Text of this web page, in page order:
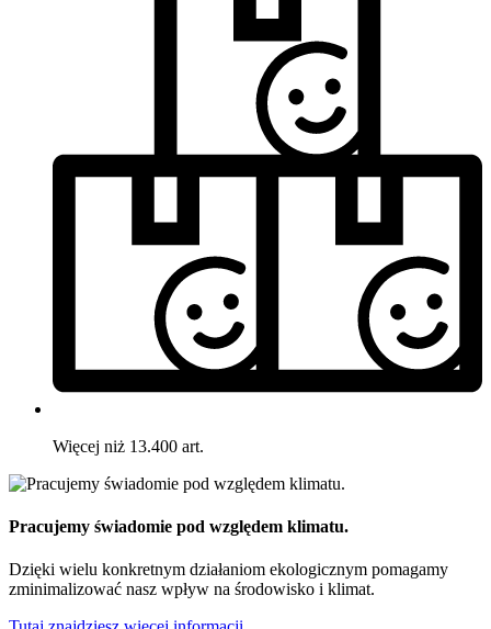
Więcej niż 13.400 art.
Pracujemy świadomie pod względem klimatu.
Dzięki wielu konkretnym działaniom ekologicznym pomagamy
zminimalizować nasz wpływ na środowisko i klimat.